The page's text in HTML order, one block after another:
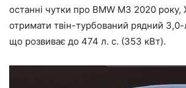
останні чутки про BMW M3 2020
отримати твін-турбований рядний
що розвиває до 474 л. с. (353 кВт).